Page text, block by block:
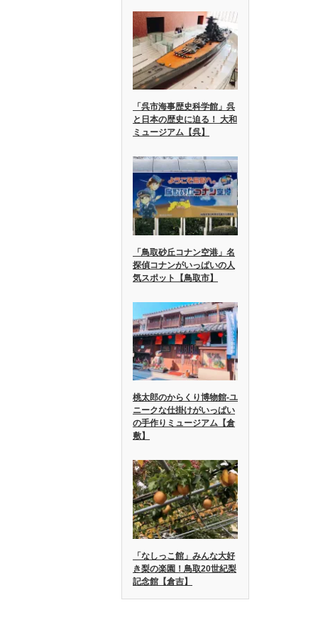
「呉市海事歴史科学館」呉
と日本の歴史に迫る！ 大和
ミュージアム【呉】
「鳥取砂丘コナン空港」名
探偵コナンがいっぱいの人
気スポット【鳥取市】
桃太郎のからくり博物館-ユ
ニークな仕掛けがいっぱい
の手作りミュージアム【倉
敷】
「なしっこ館」みんな大好
き梨の楽園！鳥取20世紀梨
記念館【倉吉】